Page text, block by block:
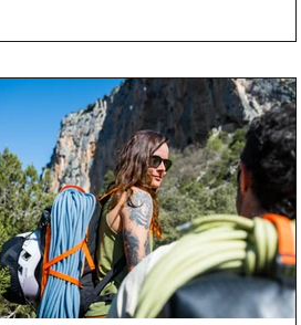
mousquetons Rocky Fil pourrait
chute. Les utilisateurs doivent inspecter
leur matériel avant toute nouvelle
utilisation.